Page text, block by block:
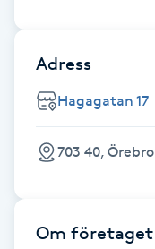
Gel naglar
Gellack
Adress
Hagagatan 17
703 40, Örebro
Om företaget